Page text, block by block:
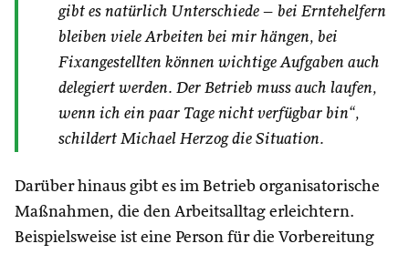
gibt es natürlich Unterschiede – bei Erntehelfern
bleiben viele Arbeiten bei mir hängen, bei
Fixangestellten können wichtige Aufgaben auch
delegiert werden. Der Betrieb muss auch laufen,
wenn ich ein paar Tage nicht verfügbar bin“,
schildert Michael Herzog die Situation.
Darüber hinaus gibt es im Betrieb organisatorische
Maßnahmen, die den Arbeitsalltag erleichtern.
Beispielsweise ist eine Person für die Vorbereitung